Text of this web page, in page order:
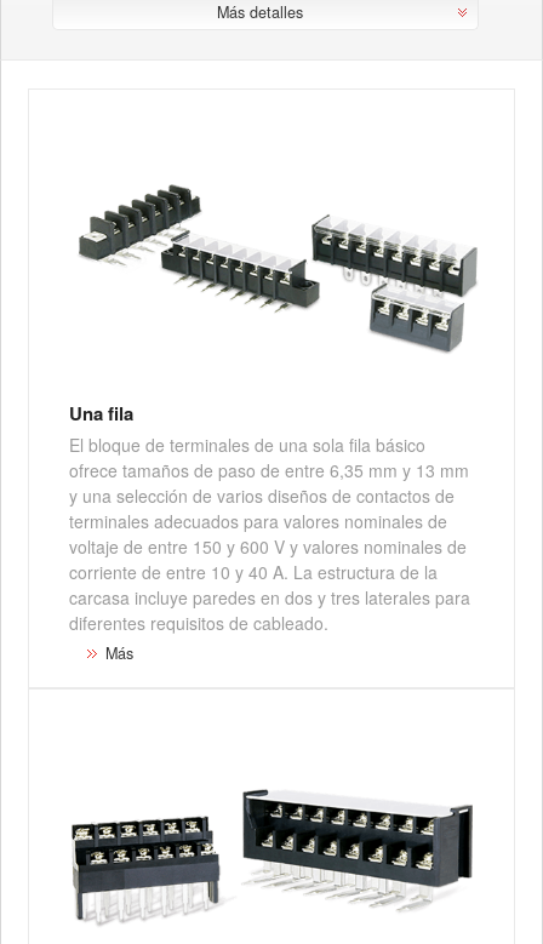
Más detalles
Una fila
El bloque de terminales de una sola fila básico
ofrece tamaños de paso de entre 6,35 mm y 13 mm
y una selección de varios diseños de contactos de
terminales adecuados para valores nominales de
voltaje de entre 150 y 600 V y valores nominales de
corriente de entre 10 y 40 A. La estructura de la
carcasa incluye paredes en dos y tres laterales para
diferentes requisitos de cableado.
Más